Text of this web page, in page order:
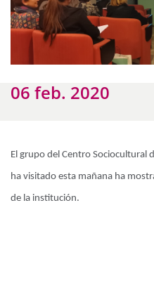
06 feb. 2020
El grupo del Centro Sociocultural
ha visitado esta mañana ha
de la institución.